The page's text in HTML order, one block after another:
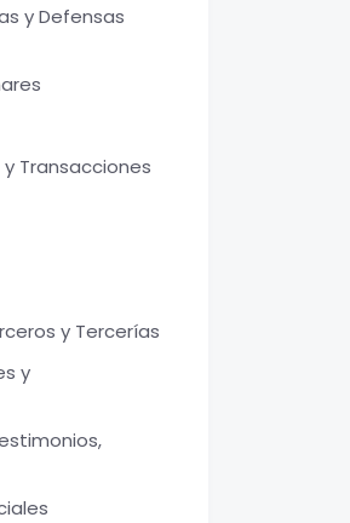
y Defensas
Transacciones
y Tercerías
y